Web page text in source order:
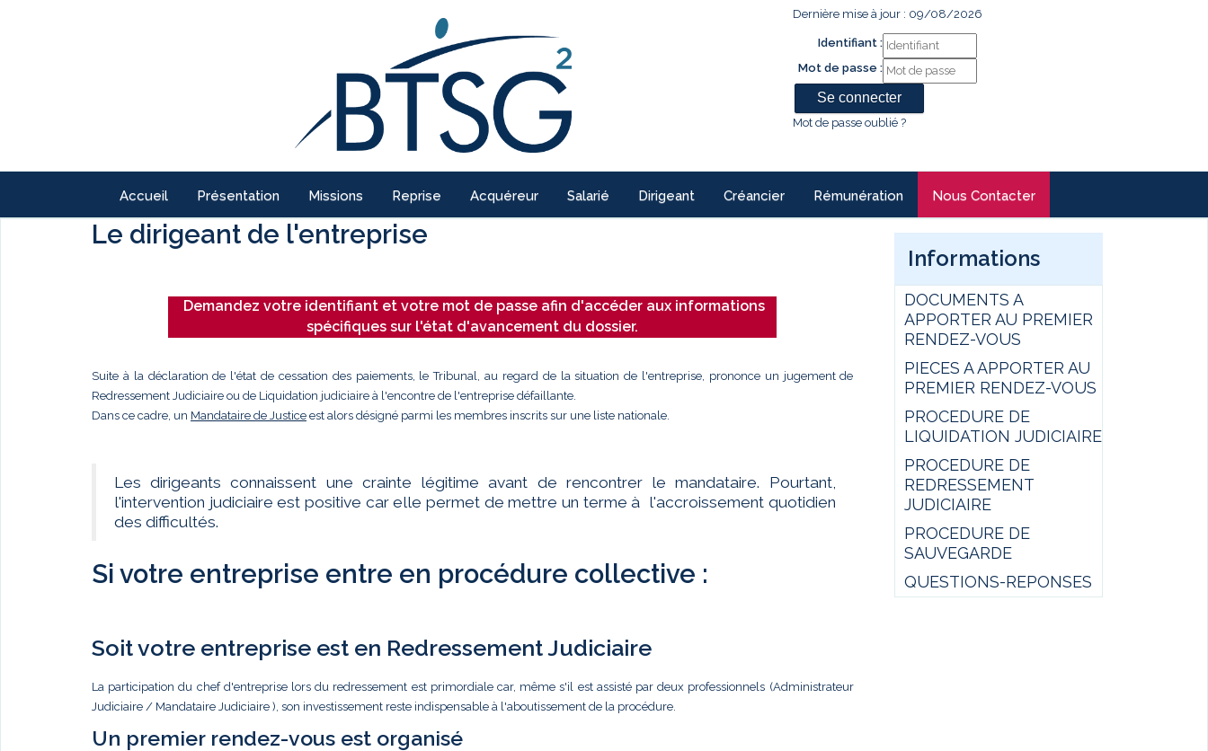
Dernière mise à jour : 09/08/2026
Identifiant :
Mot de passe :
Mot de passe oublié ?
Accueil Présentation Missions Reprise Acquéreur Salarié Dirigeant Créancier Rémunération Nous Contacter
Le dirigeant de l'entreprise
Demandez votre identifiant et votre mot de passe afin d'accéder aux informations
spécifiques sur l'état d'avancement du dossier.
Suite à la déclaration de l'état de cessation des paiements, le Tribunal, au regard de la situation de l'entreprise, prononce un jugement de
Redressement Judiciaire ou de Liquidation judiciaire à l'encontre de l'entreprise défaillante.
Dans ce cadre, un Mandataire de Justice est alors désigné parmi les membres inscrits sur une liste nationale.
Les dirigeants connaissent une crainte légitime avant de rencontrer le mandataire. Pourtant,
l'intervention judiciaire est positive car elle permet de mettre un terme à l'accroissement quotidien
des difficultés.
Si votre entreprise entre en procédure collective :
Soit votre entreprise est en Redressement Judiciaire
La participation du chef d'entreprise lors du redressement est primordiale car, même s'il est assisté par deux professionnels (Administrateur
Judiciaire / Mandataire Judiciaire ), son investissement reste indispensable à l'aboutissement de la procédure.
Un premier rendez-vous est organisé
Informations
DOCUMENTS A
APPORTER AU PREMIER
RENDEZ-VOUS
PIECES A APPORTER AU
PREMIER RENDEZ-VOUS
PROCEDURE DE
LIQUIDATION JUDICIAIRE
PROCEDURE DE
REDRESSEMENT
JUDICIAIRE
PROCEDURE DE
SAUVEGARDE
QUESTIONS-REPONSES